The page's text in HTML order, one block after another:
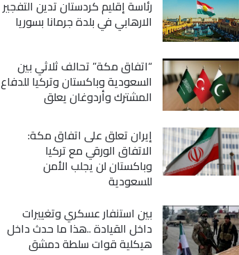
رئاسة إقليم كردستان تدين التفجير
الارهابي في بلدة جرمانا بسوريا
“اتفاق مكة” تحالف ثلاثي بين
السعودية وباكستان وتركيا للدفاع
المشترك وأردوغان يعلق
إيران تعلق على اتفاق مكة:
الاتفاق الورقي مع تركيا
وباكستان لن يجلب الأمن
للسعودية
بين استنفار عسكري وتغييرات
داخل القيادة ..هذا ما حدث داخل
هيكلية قوات سلطة دمشق